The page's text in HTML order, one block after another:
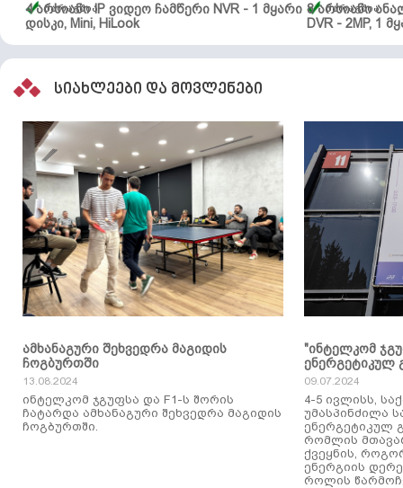
4 არხიანი IP ვიდეო ჩამწერი NVR - 1 მყარი
დისკი, Mini, HiLook
მარაგშია
8 არხიანი
DVR - 2MP, 1
მარაგშია
სიახლეები და მოვლენები
ამხანაგური შეხვედრა მაგიდის
ჩოგბურთში
13.08.2024
ინტელკომ ჯგუფსა და F1-ს შორის
ჩატარდა ამხანაგური შეხვედრა მაგიდის
ჩოგბურთში.
"ინტელკომ
ენერგეტიკულ
09.07.2024
4-5 ივლისს,
უმასპინძილა
ენერგეტიკულ
რომლის
ქვეყნის,
ენერგიის
როლის